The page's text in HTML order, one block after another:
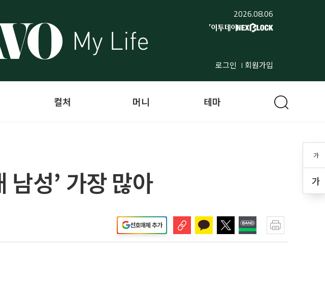
2026.08.06
로그인 회원가입
가
가
컬처 머니 테마
성’ 가장 많아
선호매체 추가